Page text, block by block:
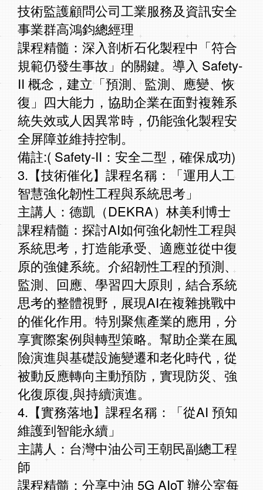
技術監護顧問公司工業服務及資訊安全
事業群高鴻鈞總經理
課程精髓：深入剖析石化製程中「符合
規範仍發生事故」的關鍵。導入 Safety-
II 概念，建立「預測、監測、應變、恢
復」四大能力，協助企業在面對複雜系
統失效或人因異常時，仍能強化製程安
全屏障並維持控制。
備註:( Safety-II：安全二型，確保成功)
3.【技術催化】課程名稱：「運用人工
智慧強化韌性工程與系統思考」
主講人：德凱（DEKRA）林美利博士
課程精髓：探討AI如何強化韌性工程與
系統思考，打造能承受、適應並從中復
原的強健系統。介紹韌性工程的預測、
監測、回應、學習四大原則，結合系統
思考的整體視野，展現AI在複雜挑戰中
的催化作用。特別聚焦產業的應用，分
享實際案例與轉型策略。幫助企業在風
險演進與基礎設施變遷和老化時代，從
被動反應轉向主動預防，實現防災、強
化復原復,與持續演進。
4.【實務落地】課程名稱：「從AI 預知
維護到智能永續」
主講人：台灣中油公司王朝民副總工程
師
課程精髓：分享中油 5G AIoT 辦公室每